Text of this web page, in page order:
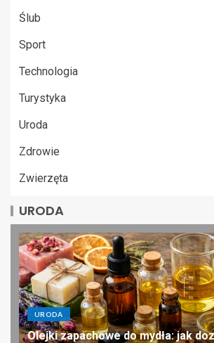
Ślub
Sport
Technologia
Turystyka
Uroda
Zdrowie
Zwierzęta
URODA
URODA
Olejki zapachowe do mydła: jak